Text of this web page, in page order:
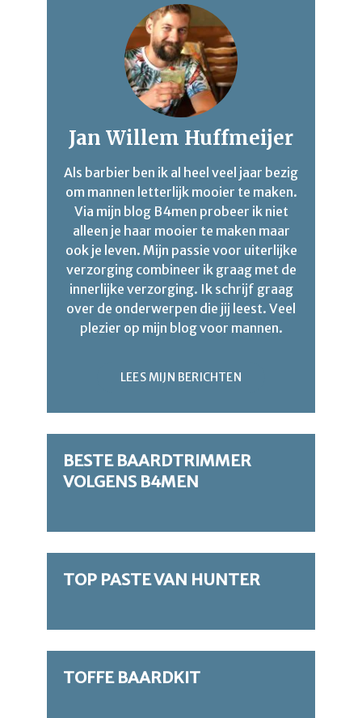
Jan Willem Huffmeijer
Als barbier ben ik al heel veel jaar bezig
om mannen letterlijk mooier te maken.
Via mijn blog B4men probeer ik niet
alleen je haar mooier te maken maar
ook je leven. Mijn passie voor uiterlijke
verzorging combineer ik graag met de
innerlijke verzorging. Ik schrijf graag
over de onderwerpen die jij leest. Veel
plezier op mijn blog voor mannen.
LEES MIJN BERICHTEN
BESTE BAARDTRIMMER
VOLGENS B4MEN
TOP PASTE VAN HUNTER
TOFFE BAARDKIT